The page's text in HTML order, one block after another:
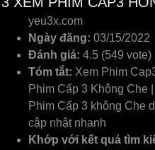
yeu3x.com
Ngày đăng: 03/15/2022
Đánh giá: 4.5 (549 vote)
Tóm tắt: Xem Phim
Phim Cấp 3 Không Che
Phim Cấp 3 không Che
cập nhật nhanh
Khớp với kết quả tìm